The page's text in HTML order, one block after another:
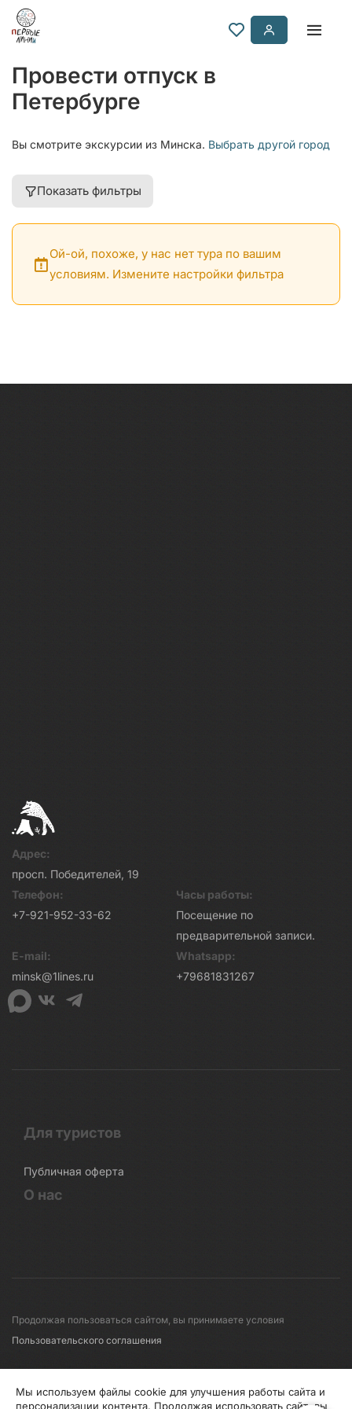
Провести отпуск в
Петербурге
Вы смотрите экскурсии из Минска. Выбрать другой город
Показать фильтры
Ой-ой, похоже, у нас нет тура по вашим
условиям. Измените настройки фильтра
Адрес:
просп. Победителей, 19
Телефон:
+7-921-952-33-62
Часы работы:
Посещение по
предварительной записи.
E-mail:
minsk@1lines.ru
Whatsapp:
+79681831267
Для туристов
Публичная оферта
О нас
Продолжая пользоваться сайтом, вы принимаете условия
Пользовательского соглашения
© 2008-2026 Первые линии
Мы используем файлы cookie для улучшения работы сайта и
персонализации контента. Продолжая использовать сайт, вы